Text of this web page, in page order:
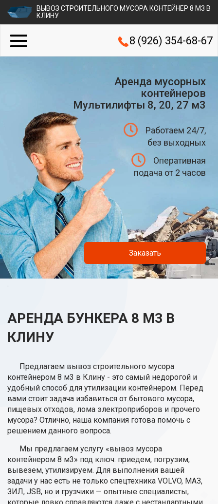
ВЫВОЗ СТРОИТЕЛЬНОГО МУСОРА КОНТЕЙНЕР 8 М3 В
КЛИНУ
8 (926) 354-68-67
Аренда мусорных
контейнеров
Мультилифты 8, 20, 27 м3
Работаем 24/7,
без выходных
Оперативная
подача от 2 часов
Заказать
.
АРЕНДА БУНКЕРА 8 М3 В
КЛИНУ
Предлагаем вывоз строительного мусора
контейнером 8 м3 в Клину - это самый недорогой и
удобный способ для утилизации контейнером. Перед
вами стоит задача избавиться от бытового мусора,
пищевых отходов, лома электроприборов и прочего
мусора? Отлично, наша компания готова помочь с
решением данного вопроса.
Мы предлагаем услугу «вывоз мусора
контейнером 8 м3» под ключ: приедем, погрузим,
вывезем, утилизируем. Для выполнения вашей
задачи у нас есть не только спецтехника VOLVO, МАЗ,
ЗИЛ, JSB, но и грузчики — опытные специалисты,